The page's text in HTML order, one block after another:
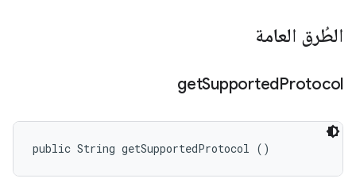
الطُرق العامة
getSupportedProtocol
public String getSupportedProtocol ()